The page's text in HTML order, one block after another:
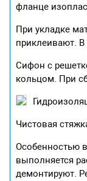
фланце
При укладке
приклеивают.
Сифон с
кольцом. При
Чистовая
Особенностью
выполняется
демонтируют.